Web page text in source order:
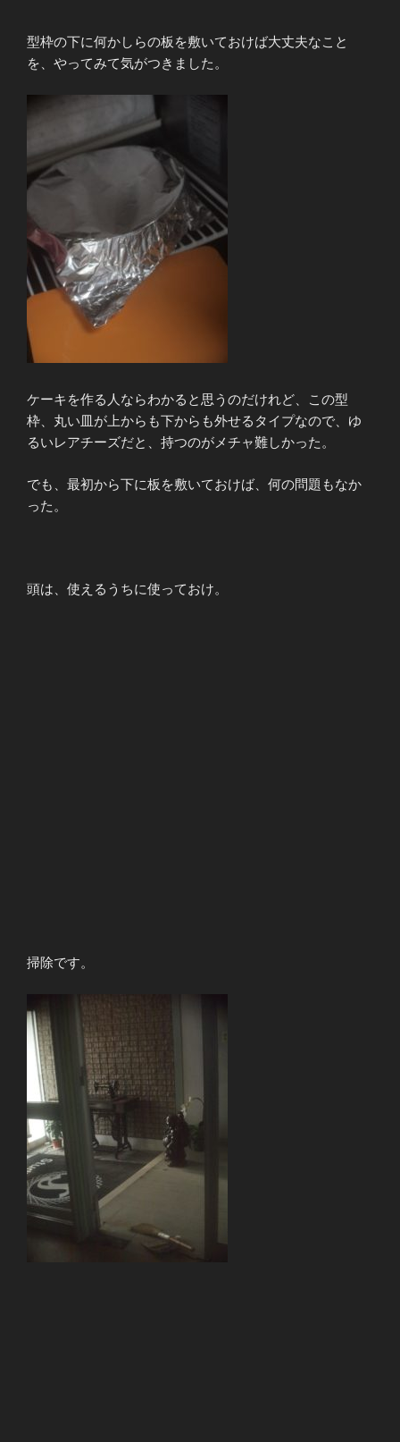
型枠の下に何かしらの板を敷いておけば大丈夫なこと
を、やってみて気がつきました。
ケーキを作る人ならわかると思うのだけれど、この型
枠、丸い皿が上からも下からも外せるタイプなので、ゆ
るいレアチーズだと、持つのがメチャ難しかった。
でも、最初から下に板を敷いておけば、何の問題もなか
った。
頭は、使えるうちに使っておけ。
掃除です。